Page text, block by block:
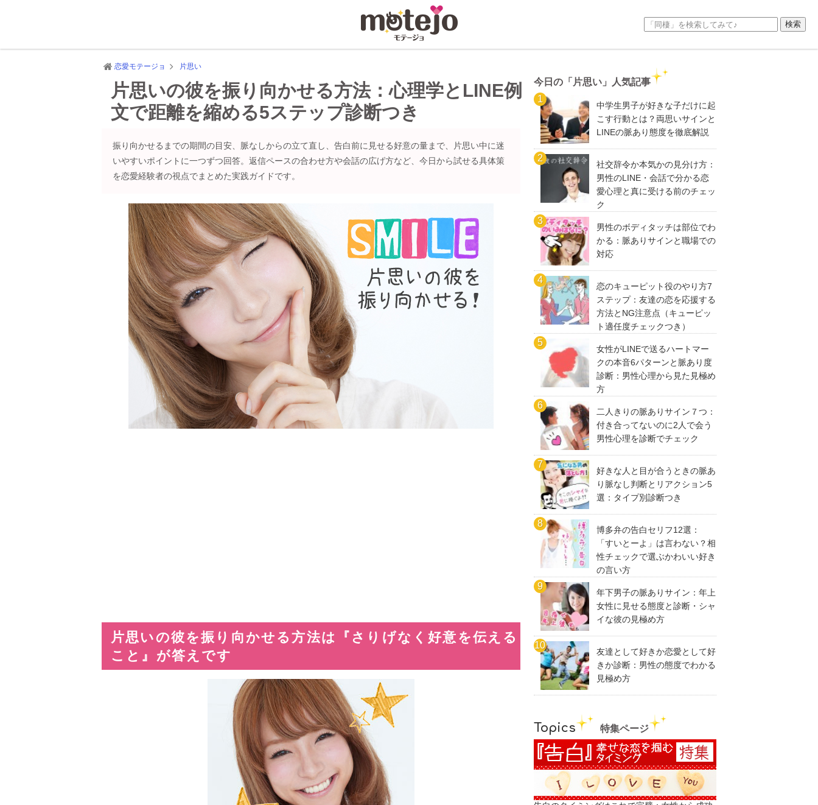
恋愛モテージョ 片思い
片思いの彼を振り向かせる方法：心理学とLINE例
文で距離を縮める5ステップ診断つき
振り向かせるまでの期間の目安、脈なしからの立て直し、告白前に見せる好意の量まで、片思い中に迷
いやすいポイントに一つずつ回答。返信ペースの合わせ方や会話の広げ方など、今日から試せる具体策
を恋愛経験者の視点でまとめた実践ガイドです。
片思いの彼を振り向かせる方法は『さりげなく好意を伝える
こと』が答えです
今日の「片思い」人気記事
中学生男子が好きな子だけに起
こす行動とは？両思いサインと
LINEの脈あり態度を徹底解説
社交辞令か本気かの見分け方：
男性のLINE・会話で分かる恋
愛心理と真に受ける前のチェッ
ク
男性のボディタッチは部位でわ
かる：脈ありサインと職場での
対応
恋のキューピット役のやり方7
ステップ：友達の恋を応援する
方法とNG注意点（キューピッ
ト適任度チェックつき）
女性がLINEで送るハートマー
クの本音6パターンと脈あり度
診断：男性心理から見た見極め
方
二人きりの脈ありサイン７つ：
付き合ってないのに2人で会う
男性心理を診断でチェック
好きな人と目が合うときの脈あ
り脈なし判断とリアクション5
選：タイプ別診断つき
博多弁の告白セリフ12選：
「すいとーよ」は言わない？相
性チェックで選ぶかわいい好き
の言い方
年下男子の脈ありサイン：年上
女性に見せる態度と診断・シャ
イな彼の見極め方
友達として好きか恋愛として好
きか診断：男性の態度でわかる
見極め方
Topics 特集ページ